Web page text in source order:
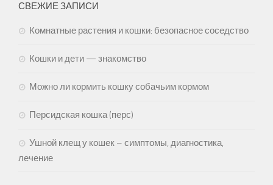
СВЕЖИЕ ЗАПИСИ
Комнатные растения и кошки: безопасное соседство
Кошки и дети — знакомство
Можно ли кормить кошку собачьим кормом
Персидская кошка (перс)
Ушной клещ у кошек – симптомы, диагностика,
лечение